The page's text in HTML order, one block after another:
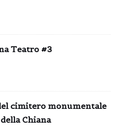
Teatro #3
cimitero monumentale
Chiana